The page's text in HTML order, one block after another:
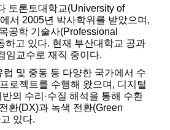
토론토대학교(University of
서 2005년 박사학위를 받았으며,
공학 기술사(Professional
하고 있다. 현재 부산대학교 공과
임교수로 재직 중이다.
럽 및 중동 등 다양한 국가에서 수
로젝트를 수행해 왔으며, 디지털
의 수리·수질 해석을 통해 수환
환(DX)과 녹색 전환(Green
있다.